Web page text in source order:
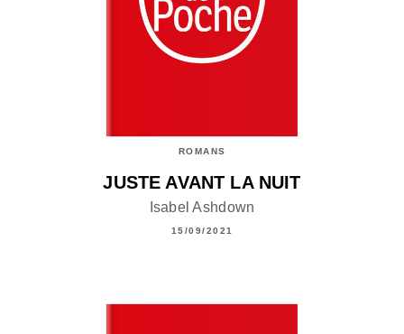
ROMANS
JUSTE AVANT LA NUIT
Isabel Ashdown
15/09/2021